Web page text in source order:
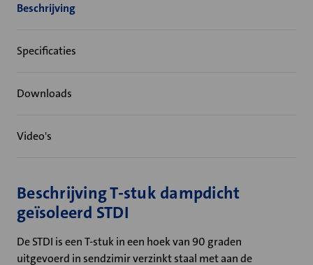
Beschrijving
Specificaties
Downloads
Video's
Beschrijving T-stuk dampdicht
geïsoleerd STDI
De STDI is een T-stuk in een hoek van 90 graden
uitgevoerd in sendzimir verzinkt staal met aan de